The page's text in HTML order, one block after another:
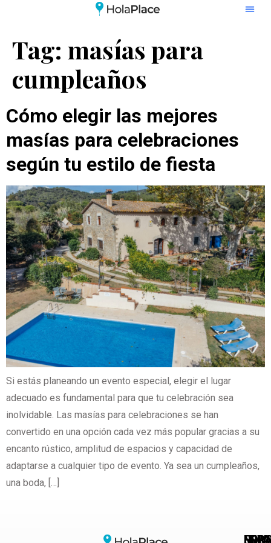
Tag: masías para
cumpleaños
Cómo elegir las mejores
masías para celebraciones
según tu estilo de fiesta
Si estás planeando un evento especial, elegir el lugar
adecuado es fundamental para que tu celebración sea
inolvidable. Las masías para celebraciones se han
convertido en una opción cada vez más popular gracias a su
encanto rústico, amplitud de espacios y capacidad de
adaptarse a cualquier tipo de evento. Ya sea un cumpleaños,
una boda, […]